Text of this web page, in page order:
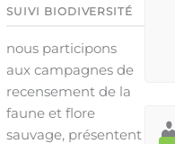
SUIVI BIODIVERSITÉ
nous participons
aux campagnes de
recensement de la
faune et flore
sauvage, présentent